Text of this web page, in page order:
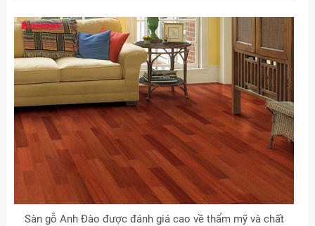
Sàn gỗ Anh Đào được đánh giá cao về thẩm mỹ và chất